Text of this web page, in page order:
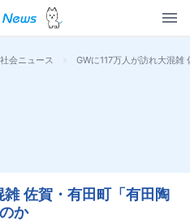
社会ニュース > GWに117万人が訪れ大混
佐賀・有田町「有田陶
か